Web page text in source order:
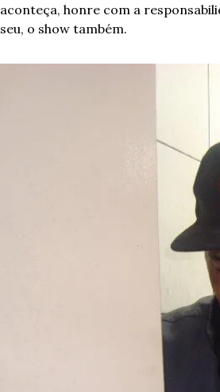
aconteça, honre com a
seu, o show também.